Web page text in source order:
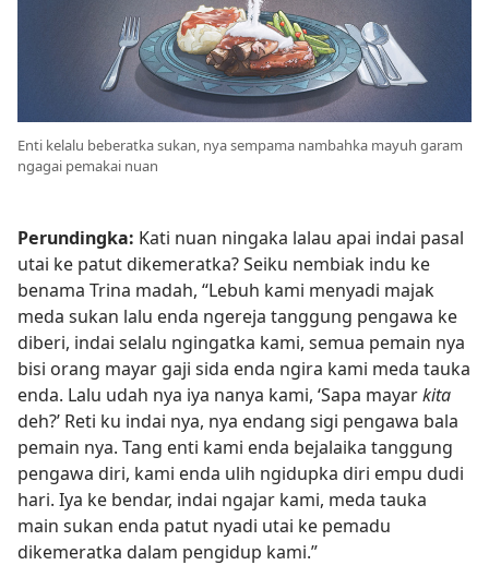
Enti kelalu beberatka sukan, nya sempama nambahka mayuh garam
ngagai pemakai nuan
Perundingka: Kati nuan ningaka lalau apai indai pasal
utai ke patut dikemeratka? Seiku nembiak indu ke
benama Trina madah, “Lebuh kami menyadi majak
meda sukan lalu enda ngereja tanggung pengawa ke
diberi, indai selalu ngingatka kami, semua pemain nya
bisi orang mayar gaji sida enda ngira kami meda tauka
enda. Lalu udah nya iya nanya kami, ‘Sapa mayarkita
deh?’ Reti ku indai nya, nya endang sigi pengawa bala
pemain nya. Tang enti kami enda bejalaika tanggung
pengawa diri, kami enda ulih ngidupka diri empu dudi
hari. Iya ke bendar, indai ngajar kami, meda tauka
main sukan enda patut nyadi utai ke pemadu
dikemeratka dalam pengidup kami.”